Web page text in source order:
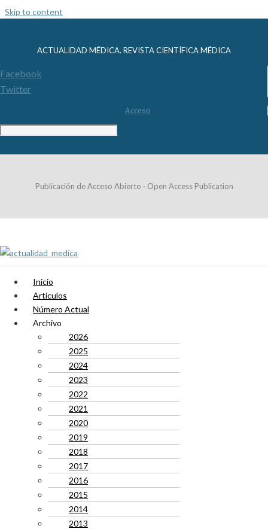
Skip to content
ACTUALIDAD MÉDICA. REVISTA CIENTÍFICA MÉDICA
Facebook
Twitter
Acceso
Publicación de Acceso Abierto · Open Access Publication
Inicio
Artículos
Número Actual
Archivo
2026
2025
2024
2023
2022
2021
2020
2019
2018
2017
2016
2015
2014
2013